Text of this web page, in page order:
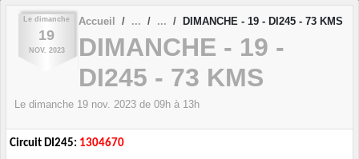
Le dimanche
19
NOV. 2023
Accueil DIMANCHE - 19 - DI245 - 73 KMS
DIMANCHE - 19 -
DI245 - 73 KMS
Le dimanche 19 nov. 2023 de 09h à 13h
Circuit DI245: 1304670